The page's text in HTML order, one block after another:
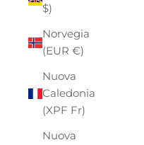
$)
Norvegia
(EUR €)
Nuova
Caledonia
(XPF Fr)
Nuova